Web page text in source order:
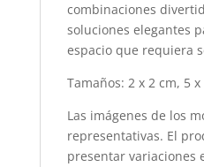
combinaciones
soluciones elegantes
espacio que requiera
Tamaños: 2 x 2 cm, 5 x
Las imágenes de los
representativas. El
presentar variaciones